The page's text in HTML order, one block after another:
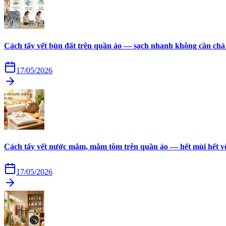
Cách tẩy vết bùn đất trên quần áo — sạch nhanh không cần
17/05/2026
Cách tẩy vết nước mắm, mắm tôm trên quần áo — hết mùi hết
17/05/2026